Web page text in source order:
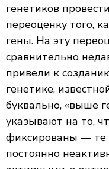
генетиков
переоценку того,
гены. На эту
сравнительно
привели к
генетике,
буквально, «выше
указывают на то,
фиксированы — те
постоянно